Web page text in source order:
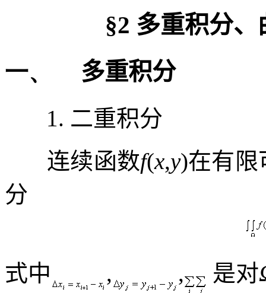
§2 多重积分
一、 多重积分
1. 二重积分
连续函数f(x,y)在有限
分
式中 , , 是对